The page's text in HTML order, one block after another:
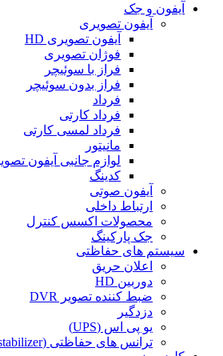
آیفون و جک
آیفون تصویری
آیفون تصویری HD
فوژان تصویری
فراز با سوئیچر
فراز بدون سوئیچر
فرداد
فرداد کارتی
فرداد لمسی کارتی
مانیتور
لوازم جانبی آیفون
کدینگ
آیفون صوتی
ارتباط داخلی
محصولات اکسس کنترل
جک پارکینگ
سیستم های حفاظتی
اعلان حریق
دوربین HD
ضبط کننده تصویر DVR
دزدگیر
یو پی اس (UPS)
ترانس های حفاظتی (stabilizer)